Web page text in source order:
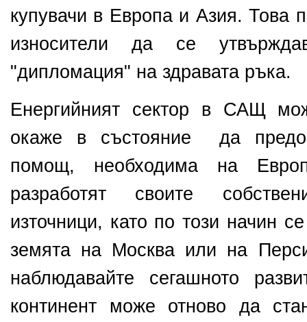
купувачи в Европа и Азия. Това
износители да се
"дипломация" на здравата ръка.
Енергийният сектор в САЩ
окаже в състояние да
помощ, необходима на
разработят своите
източници, като по този начин
земята на Москва или на
наблюдавайте сегашното
континент може отново да